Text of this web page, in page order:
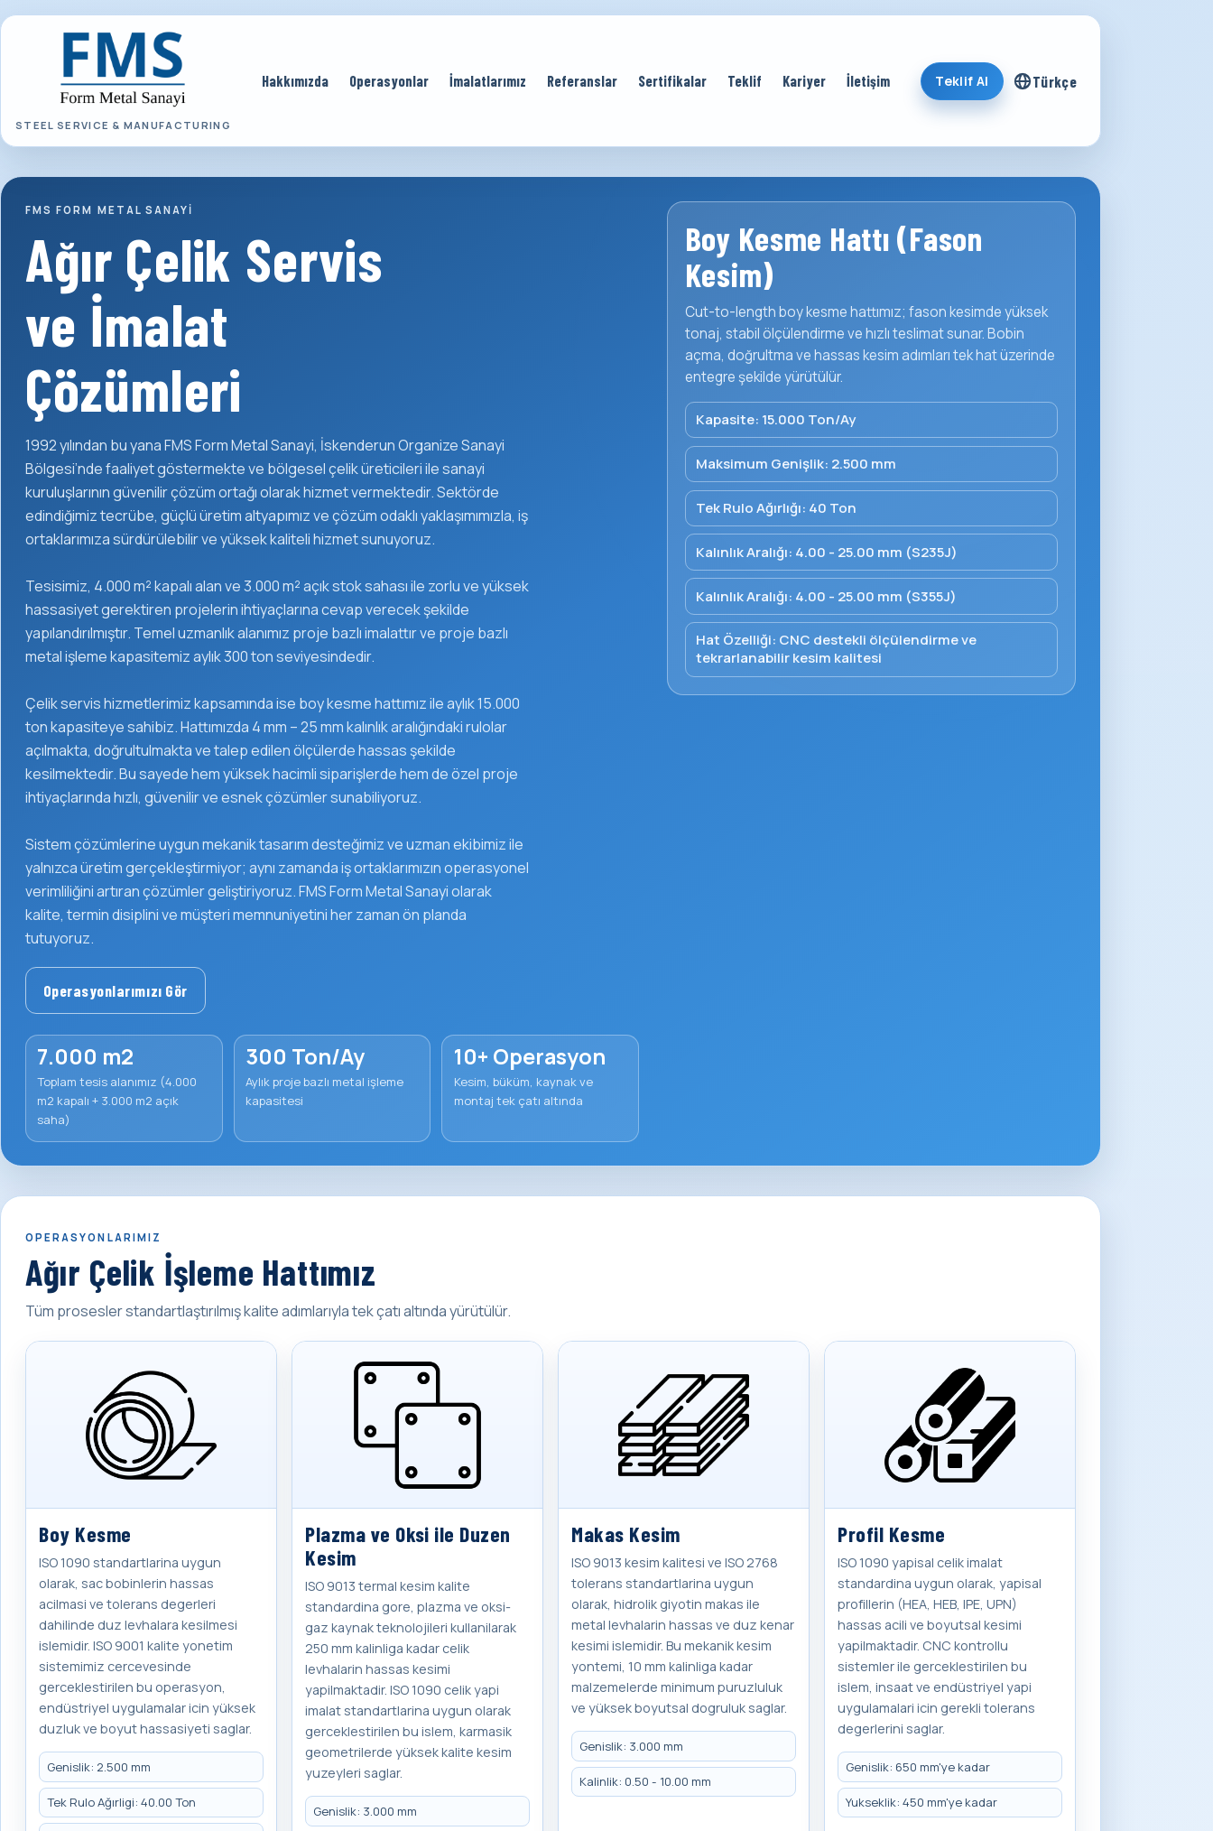
STEEL SERVICE & MANUFACTURING
Hakkımızda Operasyonlar İmalatlarımız Referanslar Sertifikalar Teklif Kariyer İletişim Teklif Al Türkçe
FMS FORM METAL SANAYI
Ağır Çelik Servis
ve İmalat
Çözümleri
1992 yılından bu yana FMS Form Metal Sanayi, İskenderun Organize Sanayi
Bölgesi’nde faaliyet göstermekte ve bölgesel çelik üreticileri ile sanayi
kuruluşlarının güvenilir çözüm ortağı olarak hizmet vermektedir. Sektörde
edindiğimiz tecrübe, güçlü üretim altyapımız ve çözüm odaklı yaklaşımımızla, iş
ortaklarımıza sürdürülebilir ve yüksek kaliteli hizmet sunuyoruz.
Tesisimiz, 4.000 m² kapalı alan ve 3.000 m² açık stok sahası ile zorlu ve yüksek
hassasiyet gerektiren projelerin ihtiyaçlarına cevap verecek şekilde
yapılandırılmıştır. Temel uzmanlık alanımız proje bazlı imalattır ve proje bazlı
metal işleme kapasitemiz aylık 300 ton seviyesindedir.
Çelik servis hizmetlerimiz kapsamında ise boy kesme hattımız ile aylık 15.000
ton kapasiteye sahibiz. Hattımızda 4 mm – 25 mm kalınlık aralığındaki rulolar
açılmakta, doğrultulmakta ve talep edilen ölçülerde hassas şekilde
kesilmektedir. Bu sayede hem yüksek hacimli siparişlerde hem de özel proje
ihtiyaçlarında hızlı, güvenilir ve esnek çözümler sunabiliyoruz.
Sistem çözümlerine uygun mekanik tasarım desteğimiz ve uzman ekibimiz ile
yalnızca üretim gerçekleştirmiyor; aynı zamanda iş ortaklarımızın operasyonel
verimliliğini artıran çözümler geliştiriyoruz. FMS Form Metal Sanayi olarak
kalite, termin disiplini ve müşteri memnuniyetini her zaman ön planda
tutuyoruz.
Operasyonlarımızı Gör
7.000 m2
Toplam tesis alanımız (4.000
m2 kapalı + 3.000 m2 açık
saha)
300 Ton/Ay
Aylık proje bazlı metal işleme
kapasitesi
10+ Operasyon
Kesim, büküm, kaynak ve
montaj tek çatı altında
Boy Kesme Hattı (Fason
Kesim)
Cut-to-length boy kesme hattımız; fason kesimde yüksek
tonaj, stabil ölçülendirme ve hızlı teslimat sunar. Bobin
açma, doğrultma ve hassas kesim adımları tek hat üzerinde
entegre şekilde yürütülür.
Kapasite: 15.000 Ton/Ay
Maksimum Genişlik: 2.500 mm
Tek Rulo Ağırlığı: 40 Ton
Kalınlık Aralığı: 4.00 - 25.00 mm (S235J)
Kalınlık Aralığı: 4.00 - 25.00 mm (S355J)
Hat Özelliği: CNC destekli ölçülendirme ve
tekrarlanabilir kesim kalitesi
OPERASYONLARIMIZ
Ağır Çelik İşleme Hattımız
Tüm prosesler standartlaştırılmış kalite adımlarıyla tek çatı altında yürütülür.
Boy Kesme
ISO 1090 standartlarina uygun
olarak, sac bobinlerin hassas
acilmasi ve tolerans degerleri
dahilinde duz levhalara kesilmesi
islemidir. ISO 9001 kalite yonetim
sistemimiz cercevesinde
gerceklestirilen bu operasyon,
endüstriyel uygulamalar icin yüksek
duzluk ve boyut hassasiyeti saglar.
Genislik: 2.500 mm
Tek Rulo Ağırligi: 40.00 Ton
Plazma ve Oksi ile Duzen
Kesim
ISO 9013 termal kesim kalite
standardina gore, plazma ve oksi-
gaz kaynak teknolojileri kullanilarak
250 mm kalinliga kadar celik
levhalarin hassas kesimi
yapilmaktadir. ISO 1090 celik yapi
imalat standartlarina uygun olarak
gerceklestirilen bu islem, karmasik
geometrilerde yüksek kalite kesim
yuzeyleri saglar.
Genislik: 3.000 mm
Makas Kesim
ISO 9013 kesim kalitesi ve ISO 2768
tolerans standartlarina uygun
olarak, hidrolik giyotin makas ile
metal levhalarin hassas ve duz kenar
kesimi islemidir. Bu mekanik kesim
yontemi, 10 mm kalinliga kadar
malzemelerde minimum puruzluluk
ve yüksek boyutsal dogruluk saglar.
Genislik: 3.000 mm
Kalinlik: 0.50 - 10.00 mm
Profil Kesme
ISO 1090 yapisal celik imalat
standardina uygun olarak, yapisal
profillerin (HEA, HEB, IPE, UPN)
hassas acili ve boyutsal kesimi
yapilmaktadir. CNC kontrollu
sistemler ile gerceklestirilen bu
islem, insaat ve endüstriyel yapi
uygulamalari icin gerekli tolerans
degerlerini saglar.
Genislik: 650 mm'ye kadar
Yukseklik: 450 mm'ye kadar